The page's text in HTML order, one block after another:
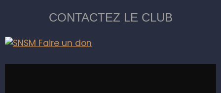
CONTACTEZ LE CLUB